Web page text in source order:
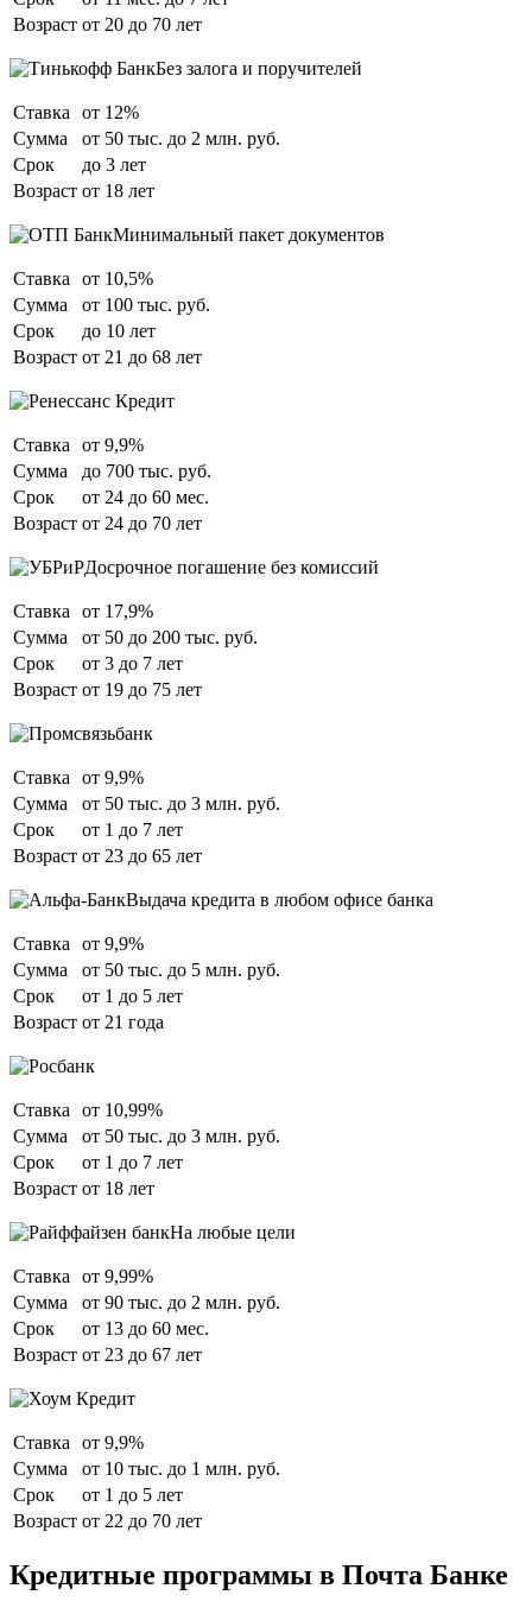
Возраст от 20 до 70 лет
Без залога и поручителей
Ставка
от 12%
Сумма
от 50 тыс. до 2 млн. руб.
Срок
до 3 лет
Возраст от 18 лет
Минимальный пакет документов
Ставка
от 10,5%
Сумма
от 100 тыс. руб.
Срок
до 10 лет
Возраст от 21 до 68 лет
Ставка
от 9,9%
Сумма
до 700 тыс. руб.
Срок
от 24 до 60 мес.
Возраст от 24 до 70 лет
Досрочное погашение без комиссий
Ставка
от 17,9%
Сумма
от 50 до 200 тыс. руб.
Срок
от 3 до 7 лет
Возраст от 19 до 75 лет
Ставка
от 9,9%
Сумма
от 50 тыс. до 3 млн. руб.
Срок
от 1 до 7 лет
Возраст от 23 до 65 лет
Выдача кредита в любом офисе банка
Ставка
от 9,9%
Сумма
от 50 тыс. до 5 млн. руб.
Срок
от 1 до 5 лет
Возраст от 21 года
Ставка
от 10,99%
Сумма
от 50 тыс. до 3 млн. руб.
Срок
от 1 до 7 лет
Возраст от 18 лет
На любые цели
Ставка
от 9,99%
Сумма
от 90 тыс. до 2 млн. руб.
Срок
от 13 до 60 мес.
Возраст от 23 до 67 лет
Ставка
от 9,9%
Сумма
от 10 тыс. до 1 млн. руб.
Срок
от 1 до 5 лет
Возраст от 22 до 70 лет
Кредитные программы в Почта Банке